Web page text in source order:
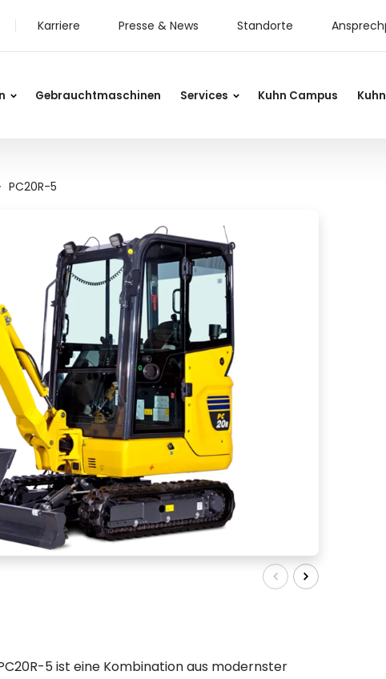
Karriere Presse & News Standorte
Gebrauchtmaschinen Services Kuhn Campus
PC20R-5
5 ist eine Kombination aus modernster